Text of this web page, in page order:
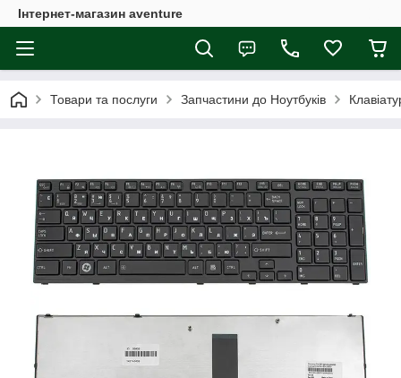
Інтернет-магазин aventure
Товари та послуги Запчастини до Ноутбуків